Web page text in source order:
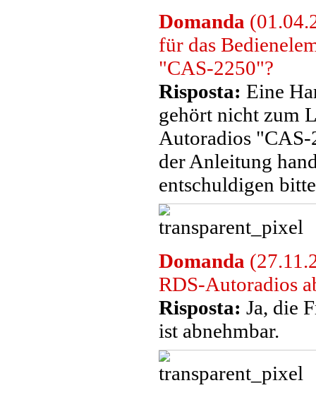
Domanda
für das
"CAS-2250"?
Risposta: Eine
gehört nicht zum
Autoradios "CAS-
der Anleitung
entschuldigen
Domanda
RDS-Autoradios
Risposta: Ja, die
ist abnehmbar.